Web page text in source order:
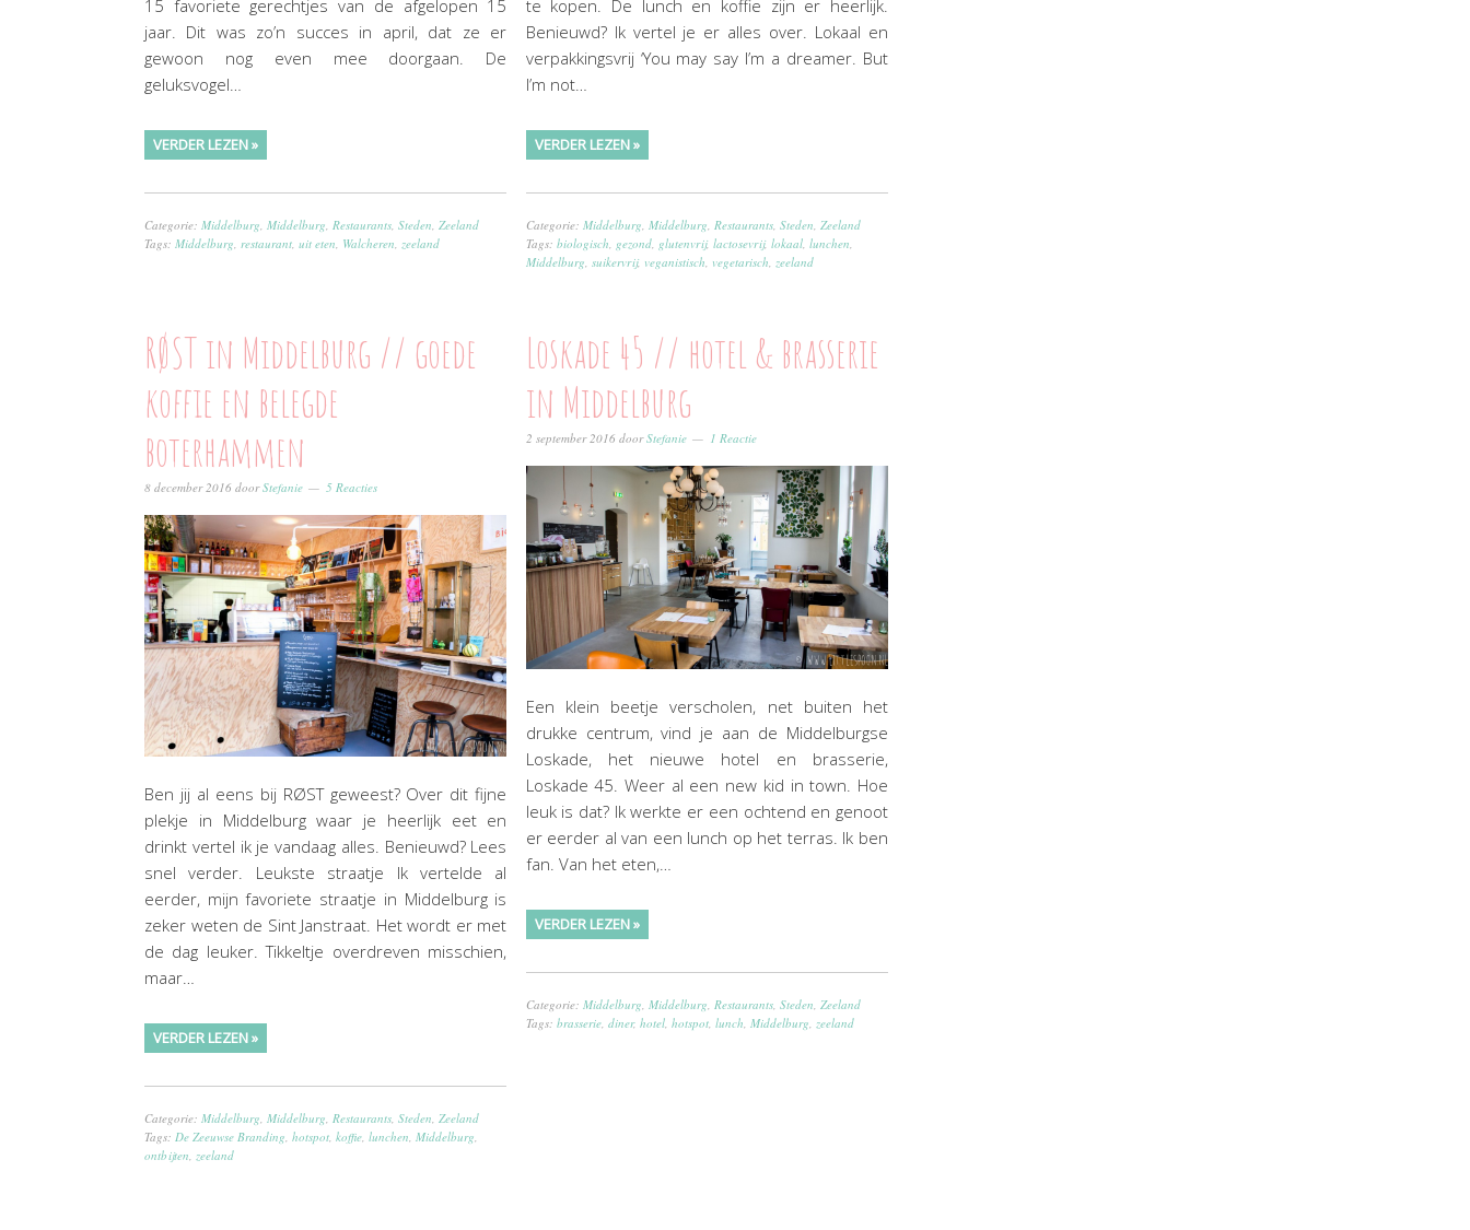
15 favoriete gerechtjes van de afgelopen 15
jaar. Dit was zo’n succes in april, dat ze er
gewoon nog even mee doorgaan. De
geluksvogel…
VERDER LEZEN »
Categorie: Middelburg Middelburg Restaurants Steden Zeeland
Tags: Middelburg restaurant uit eten Walcheren zeeland
te kopen. De lunch en koffie zijn er heerlijk.
Benieuwd? Ik vertel je er alles over. Lokaal en
verpakkingsvrij ‘You may say I’m a dreamer. But
I’m not…
VERDER LEZEN »
Categorie: Middelburg Middelburg Restaurants, Steden Zeeland
Tags: biologisch gezond, glutenvrij, lactosevrij, lokaal, lunchen
Middelburg suikervrij, veganistisch vegetarisch zeeland
RØST in Middelburg // goede
koffie en belegde
boterhammen
8 december 2016 doorStefanie 5 Reacties
Ben jij al eens bij RØST geweest? Over dit fijne
plekje in Middelburg waar je heerlijk eet en
drinkt vertel ik je vandaag alles. Benieuwd? Lees
snel verder. Leukste straatje Ik vertelde al
eerder, mijn favoriete straatje in Middelburg is
zeker weten de Sint Janstraat. Het wordt er met
de dag leuker. Tikkeltje overdreven misschien,
maar…
VERDER LEZEN »
Categorie: Middelburg Middelburg Restaurants Steden Zeeland
Tags: De Zeeuwse Branding hotspot koffie lunchen Middelburg
ontbijten zeeland
Loskade 45 // hotel & brasserie
in Middelburg
2 september 2016 doorStefanie 1 Reactie
Een klein beetje verscholen, net buiten het
drukke centrum, vind je aan de Middelburgse
Loskade, het nieuwe hotel en brasserie,
Loskade 45. Weer al een new kid in town. Hoe
leuk is dat? Ik werkte er een ochtend en genoot
er eerder al van een lunch op het terras. Ik ben
fan. Van het eten,…
VERDER LEZEN »
Categorie: Middelburg Middelburg Restaurants, Steden Zeeland
Tags: brasserie, diner, hotel, hotspot, lunch Middelburg zeeland